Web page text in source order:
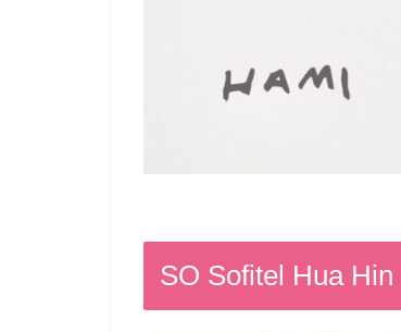
SO Sofitel Hua